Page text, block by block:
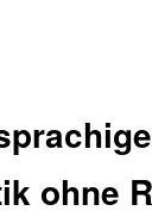
ohne